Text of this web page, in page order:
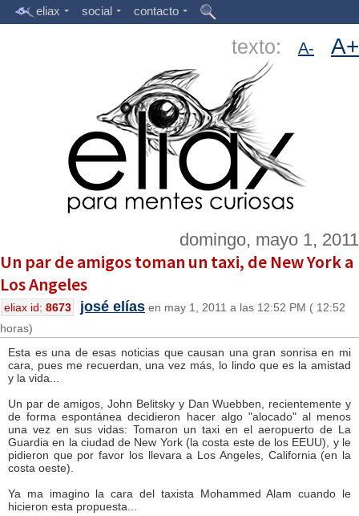
eliax social contacto
texto: A- A+
domingo, mayo 1, 2011
Un par de amigos toman un taxi, de New York a
Los Angeles
eliax id: 8673 josé elías en may 1, 2011 a las 12:52 PM ( 12:52
horas)
Esta es una de esas noticias que causan una gran sonrisa en mi
cara, pues me recuerdan, una vez más, lo lindo que es la amistad
y la vida...
Un par de amigos, John Belitsky y Dan Wuebben, recientemente y
de forma espontánea decidieron hacer algo "alocado" al menos
una vez en sus vidas: Tomaron un taxi en el aeropuerto de La
Guardia en la ciudad de New York (la costa este de los EEUU), y le
pidieron que por favor los llevara a Los Angeles, California (en la
costa oeste).
Ya ma imagino la cara del taxista Mohammed Alam cuando le
hicieron esta propuesta...